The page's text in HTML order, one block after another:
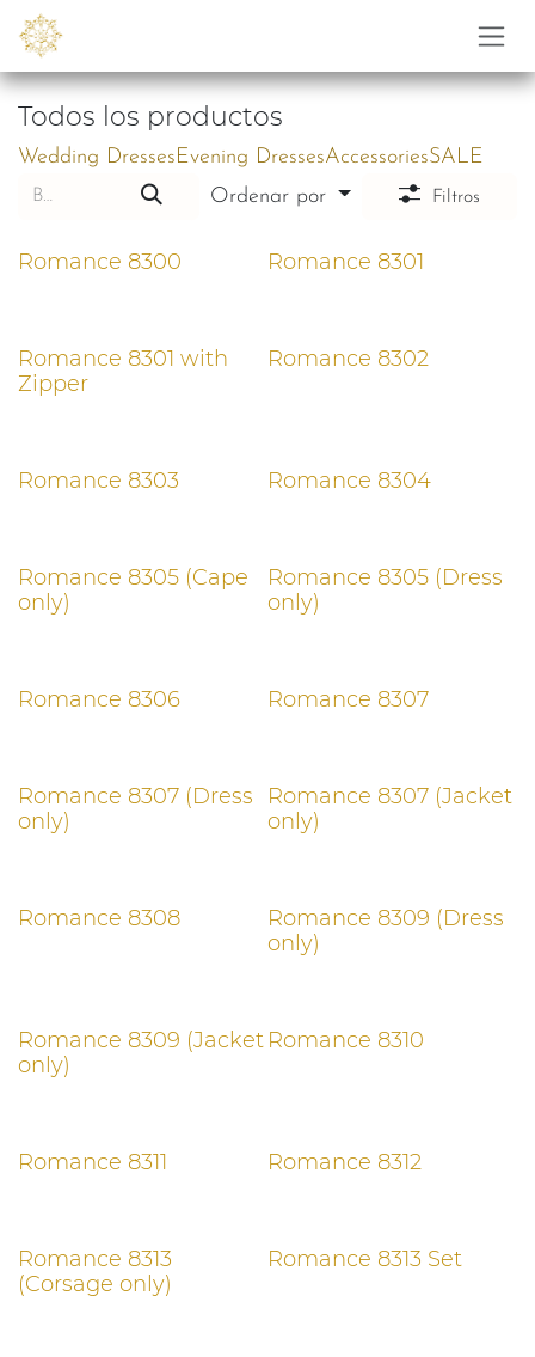
Ir al contenido
Todos los productos
Wedding DressesEvening DressesAccessoriesSALE
Ordenar por
Filtros
Romance 8300 Romance 8301
Romance 8301 with
Zipper
Romance 8302
Romance 8303 Romance 8304
Romance 8305 (Cape
only)
Romance 8305 (Dress
only)
Romance 8306 Romance 8307
Romance 8307 (Dress
only)
Romance 8307 (Jacket
only)
Romance 8308
Romance 8309 (Dress
only)
Romance 8309 (Jacket
only)
Romance 8310
Romance 8311 Romance 8312
Romance 8313
(Corsage only)
Romance 8313 Set